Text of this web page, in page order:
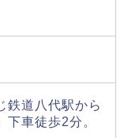
鉄道八代駅から
下車徒歩2分。